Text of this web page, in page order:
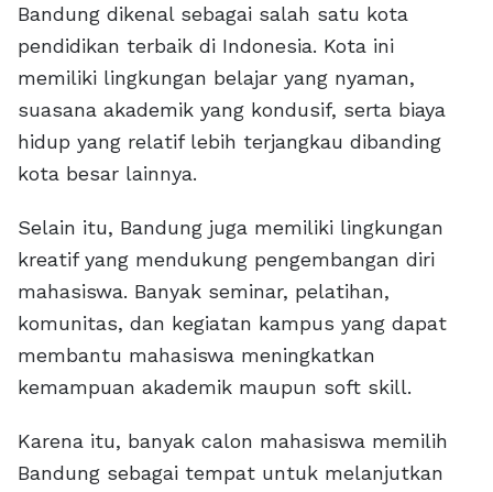
Bandung dikenal sebagai salah satu kota
pendidikan terbaik di Indonesia. Kota ini
memiliki lingkungan belajar yang nyaman,
suasana akademik yang kondusif, serta biaya
hidup yang relatif lebih terjangkau dibanding
kota besar lainnya.
Selain itu, Bandung juga memiliki lingkungan
kreatif yang mendukung pengembangan diri
mahasiswa. Banyak seminar, pelatihan,
komunitas, dan kegiatan kampus yang dapat
membantu mahasiswa meningkatkan
kemampuan akademik maupun soft skill.
Karena itu, banyak calon mahasiswa memilih
Bandung sebagai tempat untuk melanjutkan